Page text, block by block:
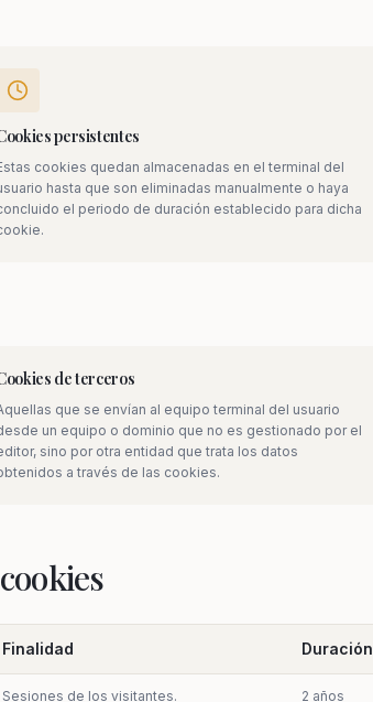
Puedes personalizar
persistentes
cookies quedan almacenadas en el terminal del
hasta que son eliminadas manualmente o haya
el periodo de duración establecido para dicha
de terceros
que se envían al equipo terminal del usuario
un equipo o dominio que no es gestionado por el
sino por otra entidad que trata los datos
a través de las cookies.
Finalidad Duración
Sesiones de los visitantes. 2 años